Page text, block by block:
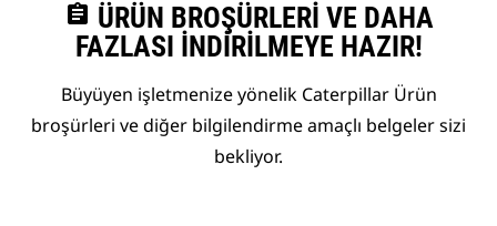
assignment ÜRÜN BROŞÜRLERI VE DAHA
FAZLASI İNDIRILMEYE HAZIR!
Büyüyen işletmenize yönelik Caterpillar Ürün
broşürleri ve diğer bilgilendirme amaçlı belgeler sizi
bekliyor.